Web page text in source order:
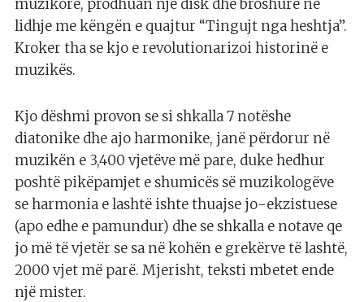
muzikore, prodhuan një disk dhe broshurë në
lidhje me këngën e quajtur “Tingujt nga heshtja”.
Kroker tha se kjo e revolutionarizoi historinë e
muzikës.
Kjo dëshmi provon se si shkalla 7 notëshe
diatonike dhe ajo harmonike, janë përdorur në
muzikën e 3,400 vjetëve më pare, duke hedhur
poshtë pikëpamjet e shumicës së muzikologëve
se harmonia e lashtë ishte thuajse jo-ekzistuese
(apo edhe e pamundur) dhe se shkalla e notave qe
jo më të vjetër se sa në kohën e grekërve të lashtë,
2000 vjet më parë. Mjerisht, teksti mbetet ende
një mister.